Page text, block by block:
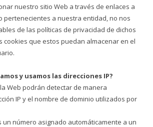
nuestro sitio Web a través de enlaces a
pertenecientes a nuestra entidad, no nos
de las políticas de privacidad de dichos
cookies que estos puedan almacenar en el
y usamos las direcciones IP?
Web podrán detectar de manera
IP y el nombre de dominio utilizados por
un número asignado automáticamente a un